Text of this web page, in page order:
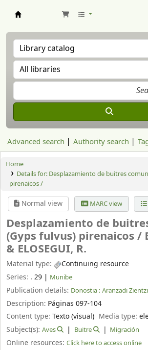
Advanced search Authority search
Home
Details for: Desplazamiento de buitres
pirenaicos /
Normal view MARC view
Desplazamiento de
(Gyps fulvus) pirenaicos /
& ELOSEGUI, R.
Material type:
Continuing resource
Series: . 29 | Munibe
Publication details: Donostia : Aranzadi
Description: Páginas 097-104
Content type: Texto (visual) Media type:
Subject(s): Aves Buitre Migración
Online resources: Click here to access online